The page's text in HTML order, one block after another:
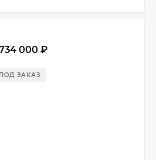
000 ₽
ПОД ЗАКАЗ